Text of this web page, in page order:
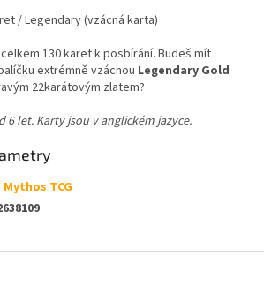
/ Legendary (vzácná karta)
130 karet k posbírání. Budeš mít
extrémně vzácnou Legendary Gold
22karátovým zlatem?
6 let. Karty jsou v anglickém jazyce.
TCG